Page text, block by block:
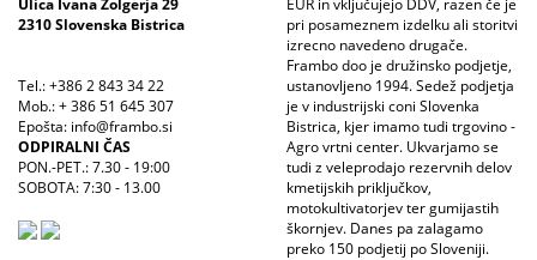
Ulica Ivana Žolgerja 29
2310 Slovenska Bistrica
Tel.: +386 2 843 34 22
Mob.: + 386 51 645 307
Epošta: info@frambo.si
ODPIRALNI ČAS
PON.-PET.: 7.30 - 19:00
SOBOTA: 7:30 - 13.00
EUR in vključujejo DDV, razen če je
pri posameznem izdelku ali storitvi
izrecno navedeno drugače.
Frambo doo je družinsko podjetje,
ustanovljeno 1994. Sedež podjetja
je v industrijski coni Slovenka
Bistrica, kjer imamo tudi trgovino -
Agro vrtni center. Ukvarjamo se
tudi z veleprodajo rezervnih delov
kmetijskih priključkov,
motokultivatorjev ter gumijastih
škornjev. Danes pa zalagamo
preko 150 podjetij po Sloveniji.